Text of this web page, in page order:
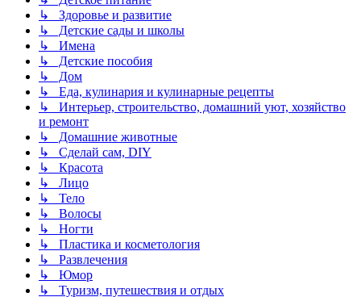
↳ Здоровье и развитие
↳ Детские сады и школы
↳ Имена
↳ Детские пособия
↳ Дом
↳ Еда, кулинария и кулинарные рецепты
↳ Интерьер, строительство, домашний уют, хозяйство
и ремонт
↳ Домашние животные
↳ Сделай сам, DIY
↳ Красота
↳ Лицо
↳ Тело
↳ Волосы
↳ Ногти
↳ Пластика и косметология
↳ Развлечения
↳ Юмор
↳ Туризм, путешествия и отдых